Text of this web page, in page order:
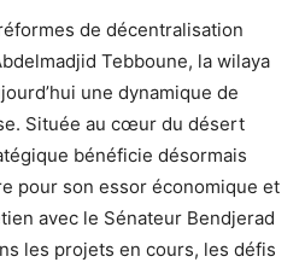
de décentralisation
Tebboune, la wilaya
une dynamique de
Située au cœur du désert
bénéficie désormais
pour son essor économique et
avec le Sénateur Bendjerad
les projets en cours, les défis